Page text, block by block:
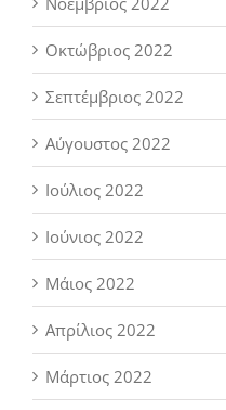
Οκτώβριος 2022
Σεπτέμβριος 2022
Αύγουστος 2022
Ιούλιος 2022
Ιούνιος 2022
Μάιος 2022
Απρίλιος 2022
Μάρτιος 2022